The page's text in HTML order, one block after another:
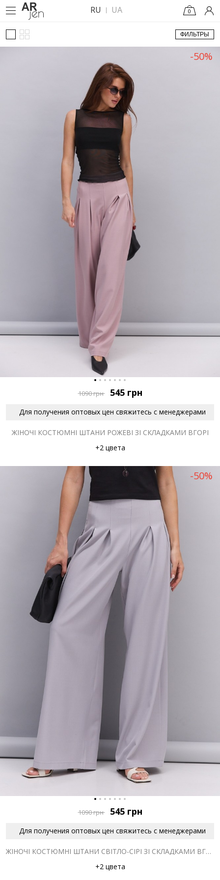
RU UA 0
ФИЛЬТРЫ
-50%
1090грн 545 грн
Для получения оптовых цен свяжитесь с менеджерами
ЖІНОЧІ КОСТЮМНІ ШТАНИ РОЖЕВІ ЗІ СКЛАДКАМИ ВГОРІ
+2 цвета
-50%
1090грн 545 грн
Для получения оптовых цен свяжитесь с менеджерами
ЖІНОЧІ КОСТЮМНІ ШТАНИ СВІТЛО-СІРІ ЗІ СКЛАДКАМИ ВГОРІ
+2 цвета